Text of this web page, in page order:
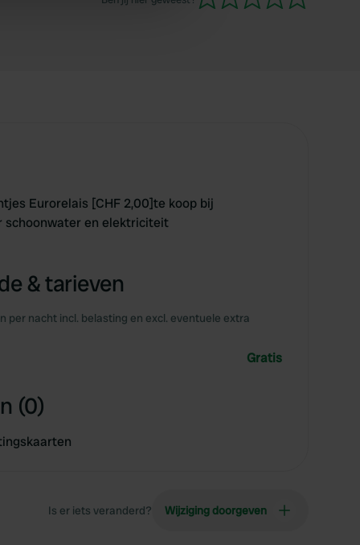
Eurorelais [CHF 2,00]te koop bij
en elektriciteit
& tarieven
per nacht incl. belasting en excl. eventuele extra
Gratis
(0)
Is er iets veranderd? Wijziging doorgeven